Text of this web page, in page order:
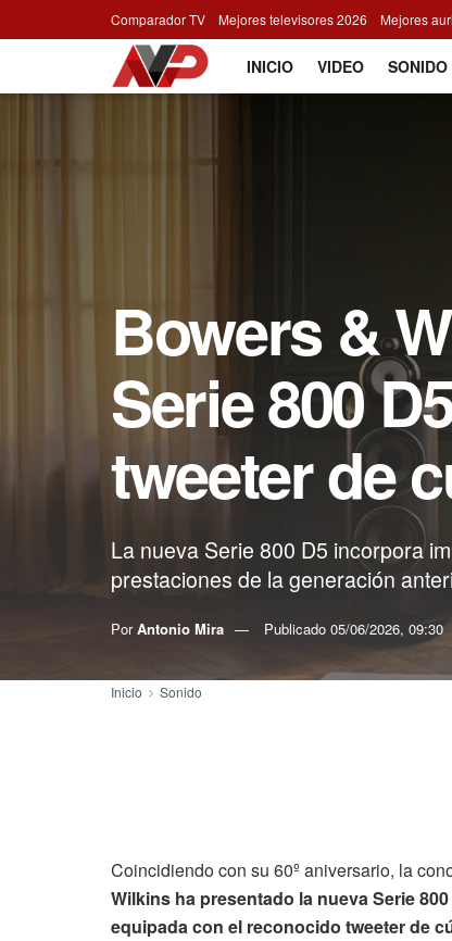
Comparador TV Mejores televisores 2026 Mejores
INICIO VIDEO SONIDO
Bowers &
Serie 800
tweeter de
La nueva Serie 800 D5 incorpora
prestaciones de la generación
Por Antonio Mira Publicado 05/06/2026, 09:30
Inicio Sonido
Coincidiendo con su 60º aniversario, la
Wilkins ha presentado la nueva Serie
equipada con el reconocido tweeter de